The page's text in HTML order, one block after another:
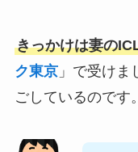
きっかけは妻の
ク東京」で受けま
ごしているのです。